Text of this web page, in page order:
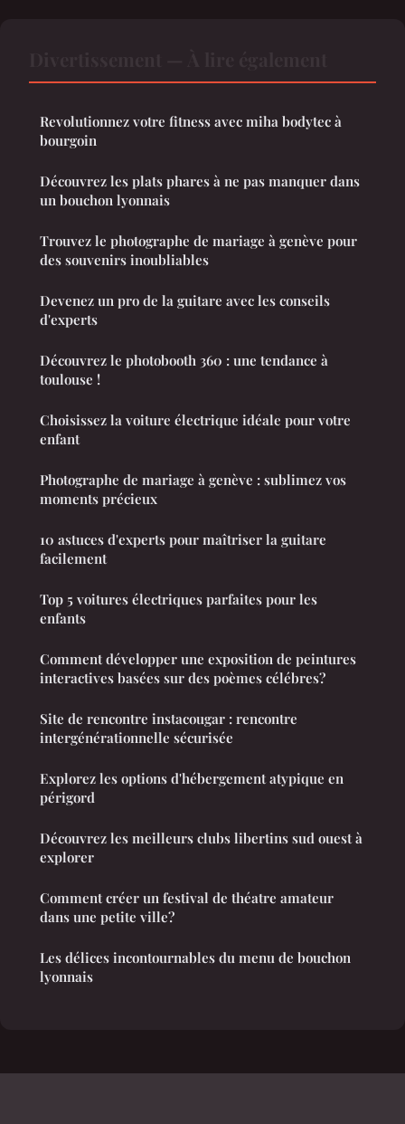
Revolutionnez votre fitness avec miha bodytec à
bourgoin
Découvrez les plats phares à ne pas manquer dans
un bouchon lyonnais
Trouvez le photographe de mariage à genève pour
des souvenirs inoubliables
Devenez un pro de la guitare avec les conseils
d'experts
Découvrez le photobooth 360 : une tendance à
toulouse !
Choisissez la voiture électrique idéale pour votre
enfant
Photographe de mariage à genève : sublimez vos
moments précieux
10 astuces d'experts pour maîtriser la guitare
facilement
Top 5 voitures électriques parfaites pour les
enfants
Comment développer une exposition de peintures
interactives basées sur des poèmes célébres?
Site de rencontre instacougar : rencontre
intergénérationnelle sécurisée
Explorez les options d'hébergement atypique en
périgord
Découvrez les meilleurs clubs libertins sud ouest à
explorer
Comment créer un festival de théatre amateur
dans une petite ville?
Les délices incontournables du menu de bouchon
lyonnais